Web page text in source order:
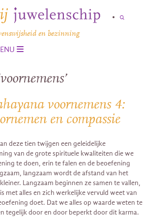
en bezinning
voornemens 4:
en compassie
deze tien twijgen een geleidelijke
van de grote spirituele kwaliteiten die we
te doen, erin te falen en de beoefening
langzaam wordt de afstand van het
Langzaam beginnen ze samen te vallen,
met alles en zich werkelijke vervuld weet van
doet. Dat we alles op waarde weten te
tegelijk door en door beperkt door dit karma.